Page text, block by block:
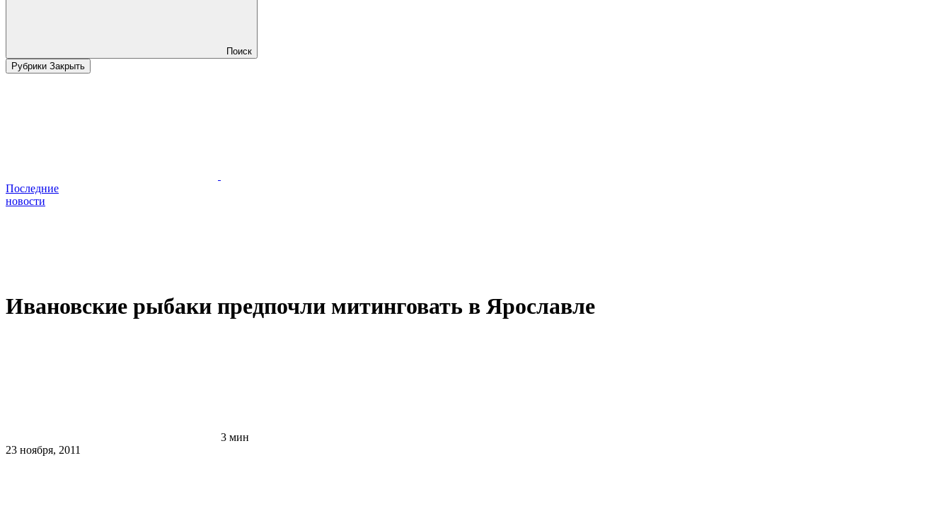
Поиск
Рубрики Закрыть
Последние
новости
Ивановские рыбаки предпочли митинговать в Ярославле
3 мин
23 ноября, 2011